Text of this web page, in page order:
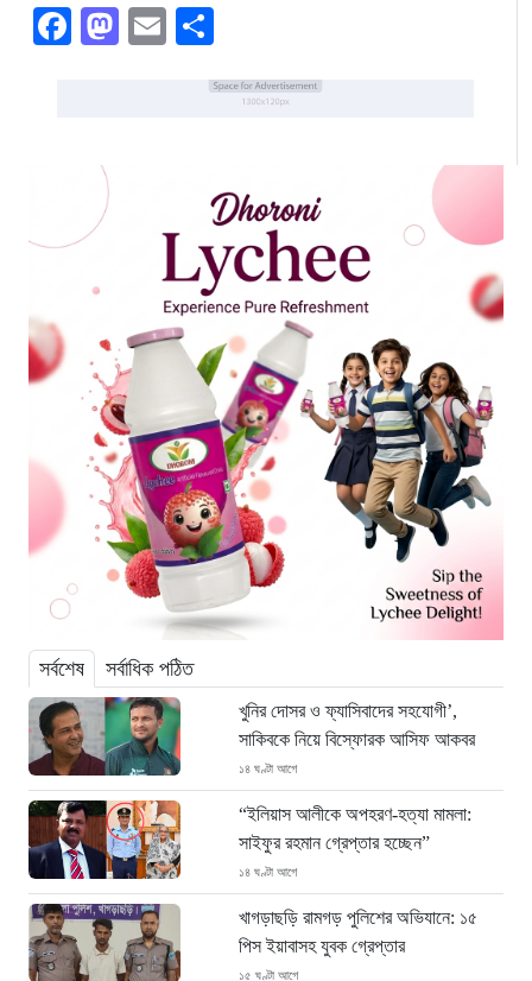
Facebook
Mastodon
Email
সর্বশেষ সর্বাধিক পঠিত
খুনির দোসর ও ফ্যাসিবাদের সহযোগী’,
সাকিবকে নিয়ে বিস্ফোরক আসিফ আকবর
১৪ ঘণ্টা আগে
“ইলিয়াস আলীকে অপহরণ-হত্যা মামলা:
সাইফুর রহমান গ্রেপ্তার হচ্ছেন”
১৪ ঘণ্টা আগে
খাগড়াছড়ি রামগড় পুলিশের অভিযানে: ১৫
পিস ইয়াবাসহ যুবক গ্রেপ্তার
১৫ ঘণ্টা আগে